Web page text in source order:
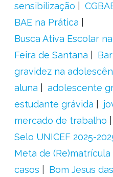
sensibilização
BAE na Prática
Busca Ativa Escolar
Feira de Santana
gravidez na
aluna
adolescente
estudante grávida
mercado de trabalho
Selo UNICEF 2025-
Meta de (Re)matrícula
casos
Bom Jesus